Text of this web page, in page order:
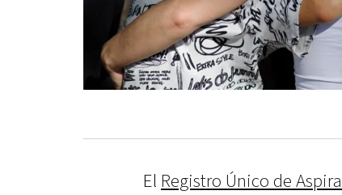
El Registro Único de